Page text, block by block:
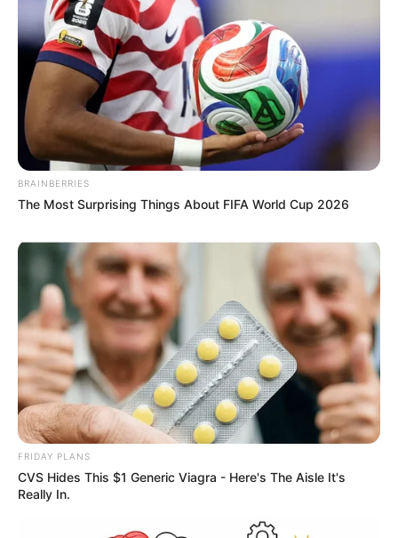
BRAINBERRIES
The Most Surprising Things About FIFA World Cup 2026
FRIDAY PLANS
CVS Hides This $1 Generic Viagra - Here's The Aisle It's
Really In.